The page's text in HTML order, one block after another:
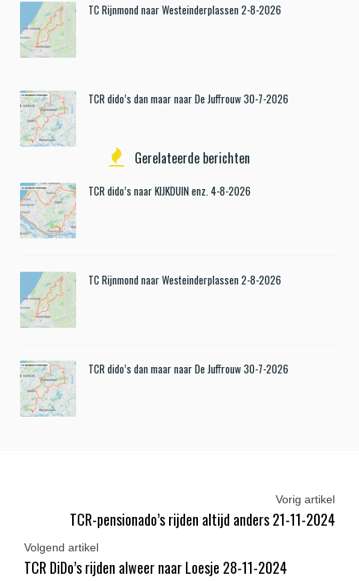
TC Rijnmond naar Westeinderplassen 2-8-2026
TCR dido’s dan maar naar De Juffrouw 30-7-2026
Gerelateerde berichten
TCR dido’s naar KIJKDUIN enz. 4-8-2026
TC Rijnmond naar Westeinderplassen 2-8-2026
TCR dido’s dan maar naar De Juffrouw 30-7-2026
Vorig artikel
TCR-pensionado’s rijden altijd anders 21-11-2024
Volgend artikel
TCR DiDo’s rijden alweer naar Loesje 28-11-2024